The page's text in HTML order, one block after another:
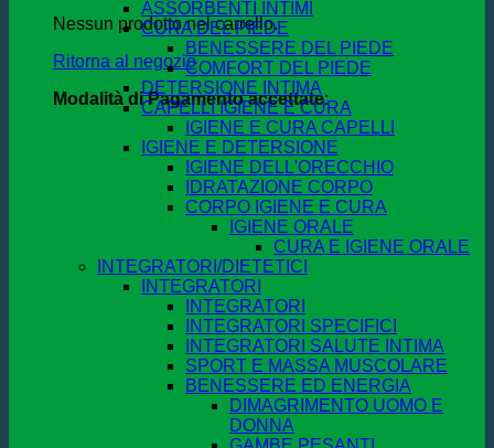
Nessun prodotto nel carrello.
Ritorna al negozio
Modalità di Pagamento accettate:
ASSORBENTI INTIMI
CURA DEL PIEDE
BENESSERE DEL PIEDE
COMFORT DEL PIEDE
DETERSIONE INTIMA
CAPELLI IGIENE E CURA
IGIENE E CURA CAPELLI
IGIENE E DETERSIONE
IGIENE DELL'ORECCHIO
IDRATAZIONE CORPO
CORPO IGIENE E CURA
IGIENE ORALE
CURA E IGIENE ORALE
INTEGRATORI/DIETETICI
INTEGRATORI
INTEGRATORI
INTEGRATORI SPECIFICI
INTEGRATORI SALUTE INTIMA
SPORT E MASSA MUSCOLARE
BENESSERE ED ENERGIA
DIMAGRIMENTO UOMO E
DONNA